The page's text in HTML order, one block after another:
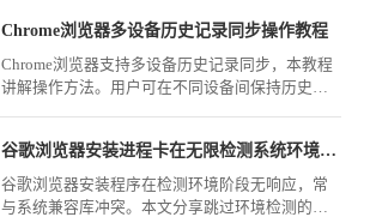
Chrome浏览器多设备历史记录同步操作教程
Chrome浏览器支持多设备历史记录同步，本教程
讲解操作方法。用户可在不同设备间保持历史记
谷歌浏览器安装进程卡在无限检测系统环境阶段如何跳过
谷歌浏览器安装程序在检测环境阶段无响应，常
与系统兼容库冲突。本文分享跳过环境检测的静